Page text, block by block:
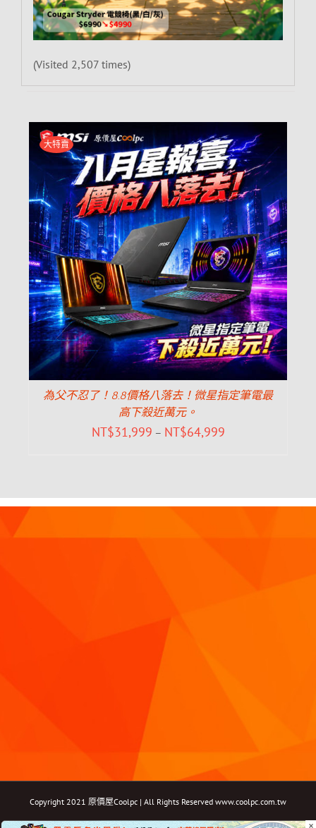
(Visited 2,507 times)
大特賣
為父不忍了！8.8價格八落去！微星指定筆電最
高下殺近萬元。
NT$31,999 – NT$64,999
Copyright 2021 原價屋Coolpc | All Rights Reserved www.coolpc.com.tw